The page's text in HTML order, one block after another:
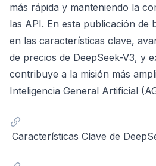
más rápida y manteniendo la
las API. En esta publicación de
en las características clave,
de precios de DeepSeek-V3, y
contribuye a la misión más
Inteligencia General Artificial
Características Clave de